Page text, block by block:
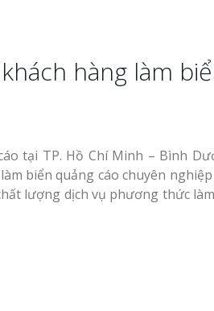
hàng làm
tại TP. Hồ Chí Minh – Bình
biển quảng cáo chuyên
lượng dịch vụ phương thức